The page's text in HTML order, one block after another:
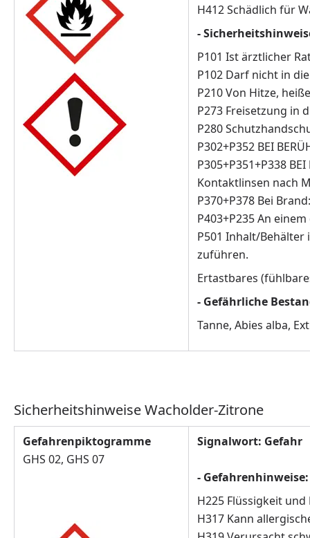
H412 Schädlich für
-
P101 Ist ärztlicher
P102 Darf nicht in
P210 Von Hitze,
P273 Freisetzung in
P280
P302+P352 BEI
P305+P351+P338
Kontaktlinsen nach
P370+P378 Bei
P403+P235 An
P501 Inhalt/
zuführen.
Ertastbares
- Gefährliche
Tanne, Abies alba,
Sicherheitshinweise Wacholder-Zitrone
Gefahrenpiktogramme
GHS 02, GHS 07
Signalwort: Gefahr
- Gefahrenhinweise:
H225 Flüssigkeit
H317 Kann